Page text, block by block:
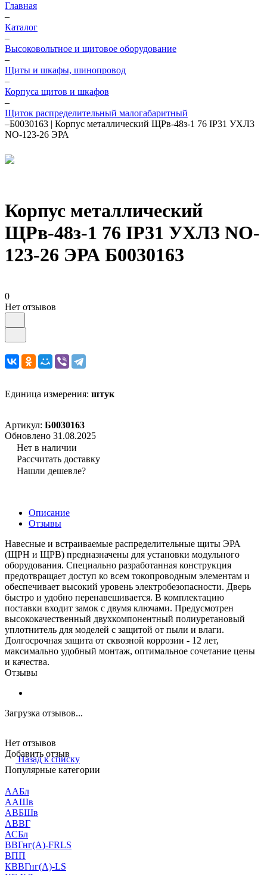
Главная
–
Каталог
–
Высоковольтное и щитовое оборудование
–
Щиты и шкафы, шинопровод
–
Корпуса щитов и шкафов
–
Щиток распределительный малогабаритный
–Б0030163 | Корпус металлический ЩРв-48з-1 76 IP31 УХЛ3
NO-123-26 ЭРА
Корпус металлический
ЩРв-48з-1 76 IP31 УХЛ3 NO-
123-26 ЭРА Б0030163
0
Нет отзывов
Единица измерения: штук
Артикул: Б0030163
Обновлено 31.08.2025
Нет в наличии
Рассчитать доставку
Нашли дешевле?
Описание
Отзывы
Навесные и встраиваемые распределительные щиты ЭРА
(ЩРН и ЩРВ) предназначены для установки модульного
оборудования. Специально разработанная конструкция
предотвращает доступ ко всем токопроводным элементам и
обеспечивает высокий уровень электробезопасности. Дверь
быстро и удобно перенавешивается. В комплектацию
поставки входит замок с двумя ключами. Предусмотрен
высококачественный двухкомпонентный полиуретановый
уплотнитель для моделей с защитой от пыли и влаги.
Долгосрочная защита от сквозной коррозии - 12 лет,
максимально удобный монтаж, оптимальное сочетание цены
и качества.
Отзывы
Загрузка отзывов...
Нет отзывов
Добавить отзыв
Назад к списку
Популярные категории
ААБл
ААШв
АВБШв
АВВГ
АСБл
ВВГнг(А)-FRLS
ВПП
КВВГнг(А)-LS